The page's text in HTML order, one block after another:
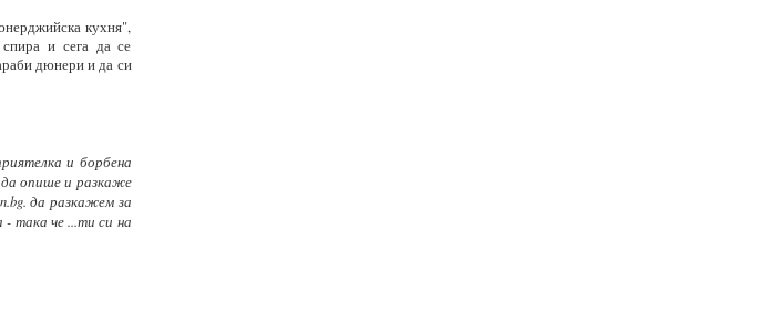
кухня",
и сега да се
дюнери и да си
и борбена
опише и разкаже
да разкажем за
така че ...ти си на